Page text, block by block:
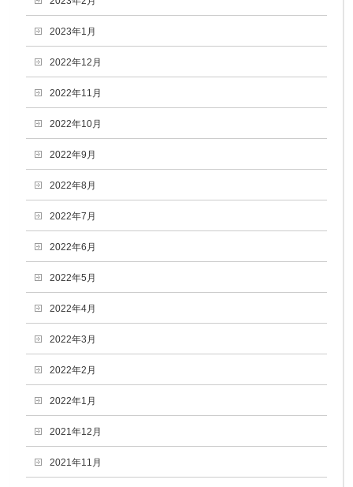
2023年1月
2022年12月
2022年11月
2022年10月
2022年9月
2022年8月
2022年7月
2022年6月
2022年5月
2022年4月
2022年3月
2022年2月
2022年1月
2021年12月
2021年11月